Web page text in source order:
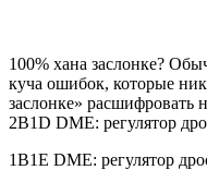
100% хана заслонке?
куча ошибок, которые
заслонке» расшифровать
2B1D DME: регулятор
1B1E DME: регулятор